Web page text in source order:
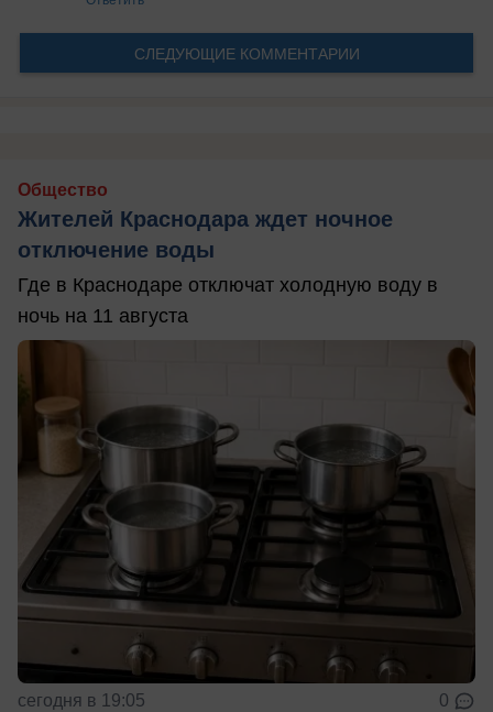
СЛЕДУЮЩИЕ КОММЕНТАРИИ
Общество
Жителей Краснодара ждет ночное
отключение воды
Где в Краснодаре отключат холодную воду в
ночь на 11 августа
сегодня в 19:05 0